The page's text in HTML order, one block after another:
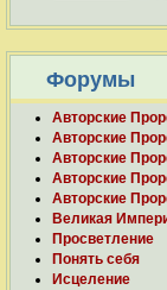
Форумы
Авторские
Авторские
Авторские
Авторские
Авторские
Великая
Просветление
Понять себя
Исцеление